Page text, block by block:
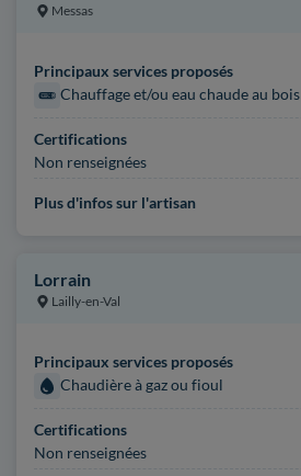
Messas
Principaux services proposés
Chauffage et/ou eau chaude au bois
Certifications
Non renseignées
Plus d'infos sur l'artisan
Lorrain
Lailly-en-Val
Principaux services proposés
Chaudière à gaz ou fioul
Certifications
Non renseignées